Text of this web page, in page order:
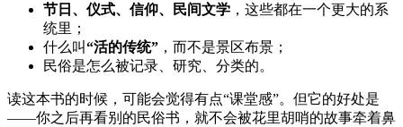
节日、仪式、信仰、民间文学 ，这些都在一个更大的系
统里；
什么叫“活的传统” ，而不是景区布景；
民俗是怎么被记录、研究、分类的。
读这本书的时候，可能会觉得有点“课堂感”。但它的好处是
——你之后再看别的民俗书，就不会被花里胡哨的故事牵着鼻